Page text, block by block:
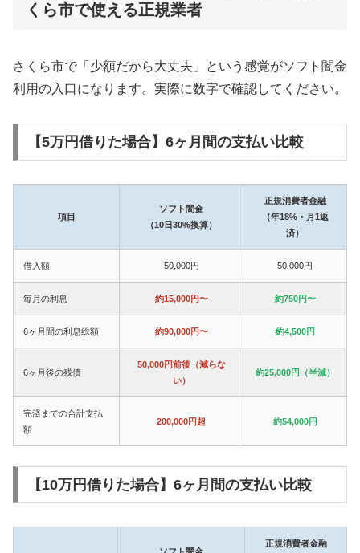
くら市で使える正規業者
さくら市で「少額だから大丈夫」という感覚がソフト闇金
利用の入口になります。実際に数字で確認してください。
【5万円借りた場合】6ヶ月間の支払い比較
項目
ソフト闇金
（10日30%換算）
正規消費者金融
（年18%・月1返
済）
借入額 50,000円 50,000円
毎月の利息 約15,000円〜 約750円〜
6ヶ月間の利息総額 約90,000円〜 約4,500円
6ヶ月後の残債
50,000円前後（減らな
い）
約25,000円（半減）
完済までの合計支払
額
200,000円超 約54,000円
【10万円借りた場合】6ヶ月間の支払い比較
正規消費者金融